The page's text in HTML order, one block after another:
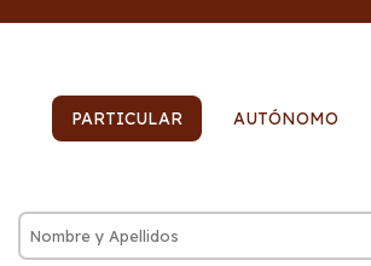
PARTICULAR AUTÓNOMO